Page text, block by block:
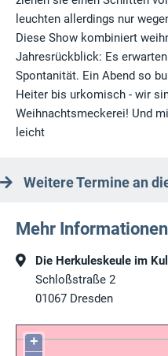
leuchten allerdings nur
Diese Show kombiniert
Jahresrückblick: Es
Spontanität. Ein Abend so
Heiter bis urkomisch - wir
Weihnachtsmeckerei! Und
leicht
Weitere Termine an
Mehr Informationen
Die Herkuleskeule im
Schloßstraße 2
01067 Dresden
+